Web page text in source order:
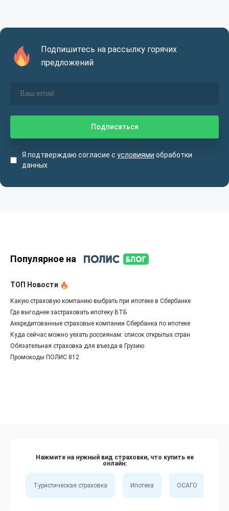
Подпишитесь на рассылку горячих
предложений
Я подтверждаю согласие с условиями обработки
данных
Популярное на
ТОП Новости
Какую страховую компанию выбрать при ипотеке в Сбербанке
Где выгоднее застраховать ипотеку ВТБ
Аккредитованные страховые компании Сбербанка по ипотеке
Куда сейчас можно уехать россиянам: список открытых стран
Обязательная страховка для въезда в Грузию
Промокоды ПОЛИС 812
Нажмите на нужный вид страховки, что купить ее
онлайн:
Туристическая страховка Ипотека ОСАГО